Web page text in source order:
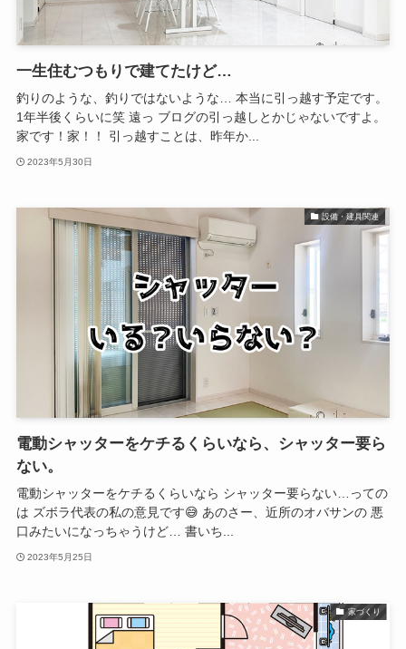
一生住むつもりで建てたけど…
釣りのような、釣りではないような… 本当に引っ越す予定です。
1年半後くらいに笑 遠っ ブログの引っ越しとかじゃないですよ。
家です！家！！ 引っ越すことは、昨年か...
2023年5月30日
設備・建具関連
電動シャッターをケチるくらいなら、シャッター要ら
ない。
電動シャッターをケチるくらいなら シャッター要らない…っての
は ズボラ代表の私の意見です😅 あのさー、近所のオバサンの 悪
口みたいになっちゃうけど… 書いち...
2023年5月25日
家づくり